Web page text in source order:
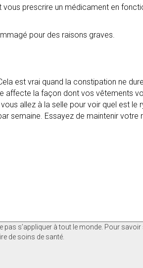
prescrire un médicament en
pour des raisons graves.
est vrai quand la constipation ne
affecte la façon dont vos vêtements
allez à la selle pour voir quel est le
semaine. Essayez de maintenir
s’appliquer à tout le monde. Pour
de soins de santé.